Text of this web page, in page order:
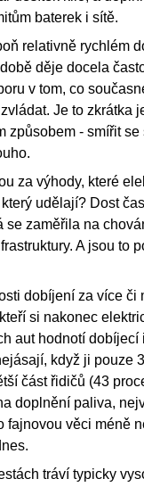
baterek i sítě.
relativně rychlém
děje docela
v tom, co
Je to zkrátka
způsobem - smířit
za výhody, které
udělají? Dost
se zaměřila na
A jsou to
dobíjení za více či
si nakonec
aut hodnotí
když ji pouze
část řidičů (43
doplnění paliva,
věci méně
tráví typicky